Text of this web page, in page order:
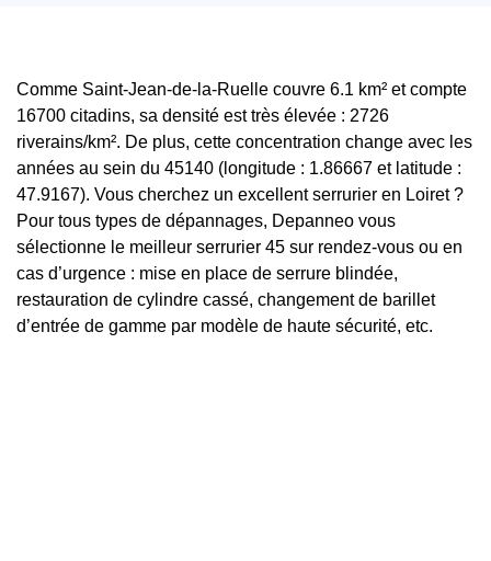
Comme Saint-Jean-de-la-Ruelle couvre 6.1 km² et compte
16700 citadins, sa densité est très élevée : 2726
riverains/km². De plus, cette concentration change avec les
années au sein du 45140 (longitude : 1.86667 et latitude :
47.9167). Vous cherchez un excellent serrurier en Loiret ?
Pour tous types de dépannages, Depanneo vous
sélectionne le meilleur serrurier 45 sur rendez-vous ou en
cas d’urgence : mise en place de serrure blindée,
restauration de cylindre cassé, changement de barillet
d’entrée de gamme par modèle de haute sécurité, etc.